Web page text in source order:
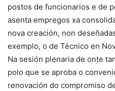
postos de funcionarios e de
asenta empregos xa
nova creación, non
exemplo, o de Técnico en
Na sesión plenaria de onte
polo que se aproba o
renovación do compromiso